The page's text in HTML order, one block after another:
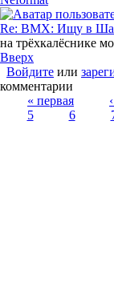
Re: BMX: Ищу в
на трёхкалёснике
Вверх
Войдите или
комментарии
Страницы
« первая
5
6